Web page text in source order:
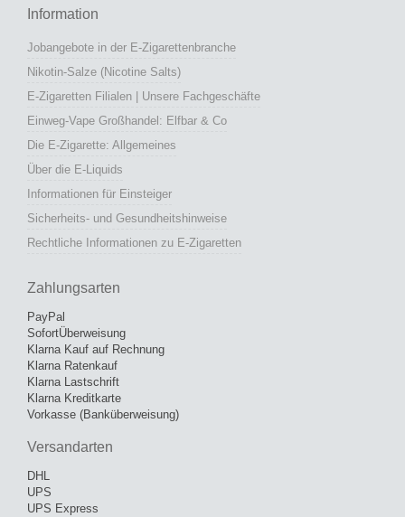
Information
Jobangebote in der E-Zigarettenbranche
Nikotin-Salze (Nicotine Salts)
E-Zigaretten Filialen | Unsere Fachgeschäfte
Einweg-Vape Großhandel: Elfbar & Co
Die E-Zigarette: Allgemeines
Über die E-Liquids
Informationen für Einsteiger
Sicherheits- und Gesundheitshinweise
Rechtliche Informationen zu E-Zigaretten
Zahlungsarten
PayPal
SofortÜberweisung
Klarna Kauf auf Rechnung
Klarna Ratenkauf
Klarna Lastschrift
Klarna Kreditkarte
Vorkasse (Banküberweisung)
Versandarten
DHL
UPS
UPS Express